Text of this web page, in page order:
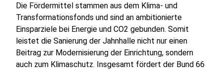
Die Fördermittel stammen aus dem Klima- und
Transformationsfonds und sind an ambitionierte
Einsparziele bei Energie und CO2 gebunden. Somit
leistet die Sanierung der Jahnhalle nicht nur einen
Beitrag zur Modernisierung der Einrichtung, sondern
auch zum Klimaschutz. Insgesamt fördert der Bund 66